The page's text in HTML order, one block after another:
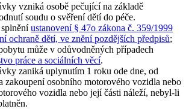
vzniká osobě pečující na základě
soudu o svěření dětí do péče.
ustanovení § 47o zákona č. 359/1999
ochraně dětí, ve znění pozdějších předpisů;
může v odůvodněných případech
práce a sociálních věcí.
zaniká uplynutím 1 roku ode dne, od
zakoupení osobního motorového vozidla nebo
vozidla nebo její části náleží, nebyl-li